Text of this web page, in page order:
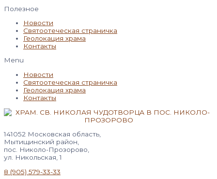
Полезное
Новости
Святоотеческая страничка
Геолокация храма
Контакты
Menu
Новости
Святоотеческая страничка
Геолокация храма
Контакты
141052 Московская область,
Мытищинский район,
пос. Николо-Прозорово,
ул. Никольская, 1
8 (905) 579-33-33